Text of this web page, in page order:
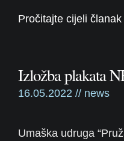
Pročitajte cijeli članak
Izložba plakata
16.05.2022 // news
Umaška udruga